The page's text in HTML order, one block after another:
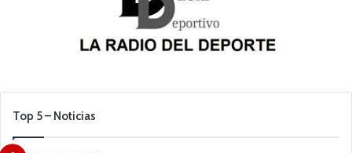
Top 5 – Noticias